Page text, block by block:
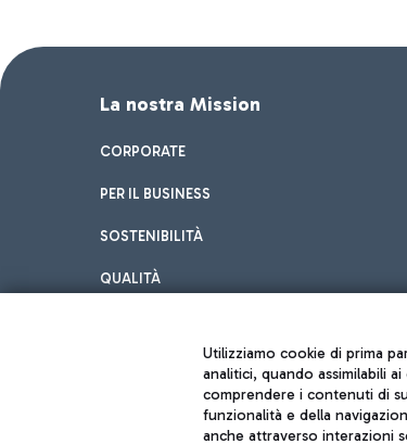
La nostra Mission
CORPORATE
PER IL BUSINESS
SOSTENIBILITÀ
QUALITÀ
Utilizziamo cookie di prima
analitici, quando assimilabili
comprendere i contenuti di
funzionalità e della
anche attraverso interazioni